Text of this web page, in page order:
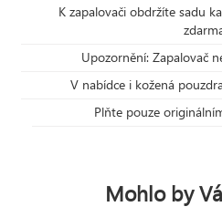
K zapalovači obdržíte sadu
Upozornění: Zapalovač
V nabídce i kožená
Plňte pouze
Mohlo by